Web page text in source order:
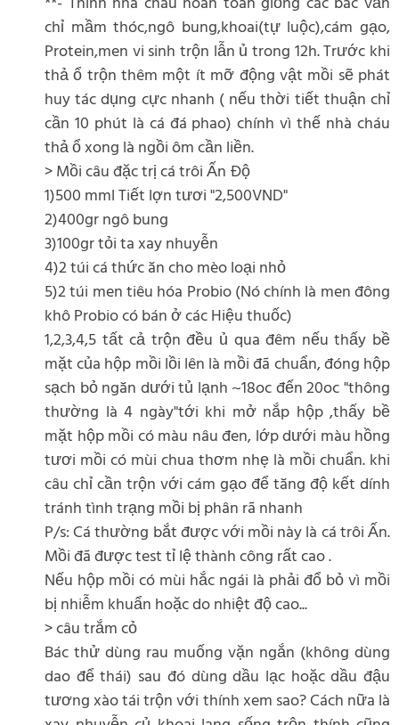
chỉ mầm thóc,ngô bung,khoai(tự luộc),cám gạo,
Protein,men vi sinh trộn lẫn ủ trong 12h. Trước khi
thả ổ trộn thêm một ít mỡ động vật mồi sẽ phát
huy tác dụng cực nhanh ( nếu thời tiết thuận chỉ
cần 10 phút là cá đá phao) chính vì thế nhà cháu
thả ổ xong là ngồi ôm cần liền.
> Mồi câu đặc trị cá trôi Ấn Độ
1)500 mml Tiết lợn tươi "2,500VND"
2)400gr ngô bung
3)100gr tỏi ta xay nhuyễn
4)2 túi cá thức ăn cho mèo loại nhỏ
5)2 túi men tiêu hóa Probio (Nó chính là men đông
khô Probio có bán ở các Hiệu thuốc)
1,2,3,4,5 tất cả trộn đều ủ qua đêm nếu thấy bề
mặt của hộp mồi lồi lên là mồi đã chuẩn, đóng hộp
sạch bỏ ngăn dưới tủ lạnh ~18oc đến 20oc "thông
thường là 4 ngày"tới khi mở nắp hộp ,thấy bề
mặt hộp mồi có màu nâu đen, lớp dưới màu hồng
tươi mồi có mùi chua thơm nhẹ là mồi chuẩn. khi
câu chỉ cần trộn với cám gạo để tăng độ kết dính
tránh tình trạng mồi bị phân rã nhanh
P/s: Cá thường bắt được với mồi này là cá trôi Ấn.
Mồi đã được test tỉ lệ thành công rất cao .
Nếu hộp mồi có mùi hắc ngái là phải đổ bỏ vì mồi
bị nhiễm khuẩn hoặc do nhiệt độ cao...
> câu trắm cỏ
Bác thử dùng rau muống vặn ngắn (không dùng
dao để thái) sau đó dùng dầu lạc hoặc dầu đậu
tương xào tái trộn với thính xem sao? Cách nữa là